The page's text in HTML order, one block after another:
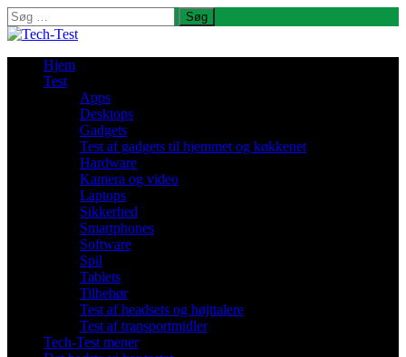
Søg
efter:
Hjem
Test
Apps
Desktops
Gadgets
Test af gadgets til hjemmet og køkkenet
Hardware
Kamera og video
Laptops
Sikkerhed
Smartphones
Software
Spil
Tablets
Tilbehør
Test af headsets og højttalere
Test af transportmidler
Tech-Test mener